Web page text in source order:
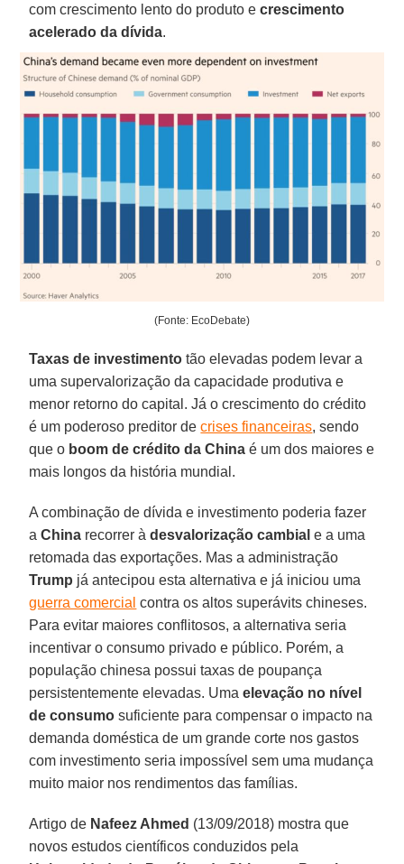
com crescimento lento do produto ecrescimento
acelerado da dívida.
(Fonte: EcoDebate)
Taxas de investimento tão elevadas podem levar a
uma supervalorização da capacidade produtiva e
menor retorno do capital. Já o crescimento do crédito
é um poderoso preditor decrises financeiras, sendo
que o boom de crédito da China é um dos maiores e
mais longos da história mundial.
A combinação de dívida e investimento poderia fazer
aChina recorrer àdesvalorização cambial e a uma
retomada das exportações. Mas a administração
Trump já antecipou esta alternativa e já iniciou uma
guerra comercial contra os altos superávits chineses.
Para evitar maiores conflitosos, a alternativa seria
incentivar o consumo privado e público. Porém, a
população chinesa possui taxas de poupança
persistentemente elevadas. Uma elevação no nível
de consumo suficiente para compensar o impacto na
demanda doméstica de um grande corte nos gastos
com investimento seria impossível sem uma mudança
muito maior nos rendimentos das famílias.
Artigo de Nafeez Ahmed (13/09/2018) mostra que
novos estudos científicos conduzidos pela